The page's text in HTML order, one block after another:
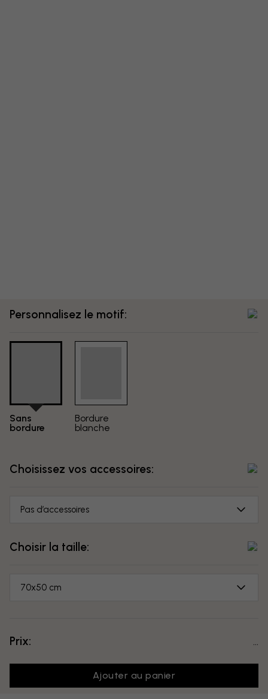
Personnalisez le motif:
Sans
bordure
Bordure
blanche
Choisissez vos accessoires:
Pas d’accessoires
Choisir la taille:
70x50 cm
Prix:
Ajouter au panier